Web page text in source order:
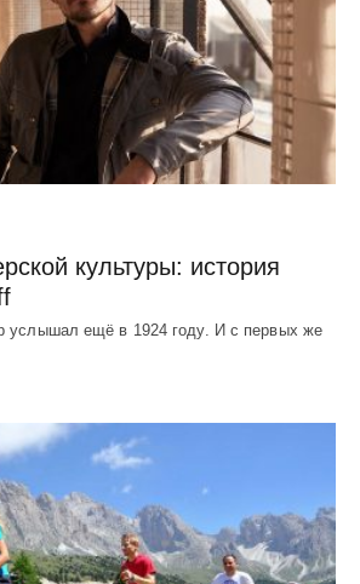
культуры: история
услышал ещё в 1924 году. И с первых же